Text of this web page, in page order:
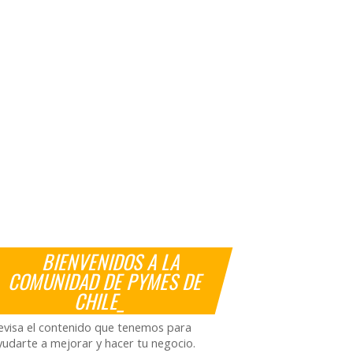
BIENVENIDOS A LA
COMUNIDAD DE PYMES DE
CHILE_
el contenido que tenemos para
a mejorar y hacer tu negocio.